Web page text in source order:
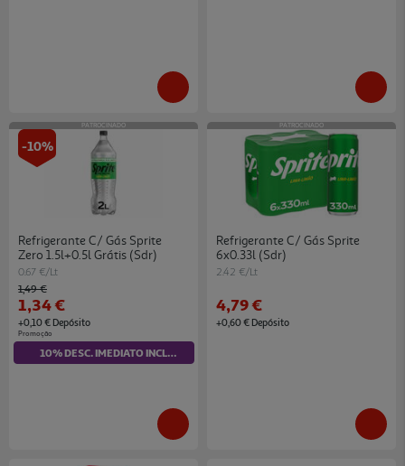
PATROCINADO
-10%
Refrigerante C/ Gás Sprite
Zero 1.5l+0.5l Grátis (sdr)
0.67 €/Lt
Price reduced from
1,49 €to
1,34 €
+0,10 € Depósito
Promoção
10% DESC. IMEDIATO INCLUÍDO
PATROCINADO
Refrigerante C/ Gás Sprite
6x0.33l (sdr)
2.42 €/Lt
4,79 €
+0,60 € Depósito